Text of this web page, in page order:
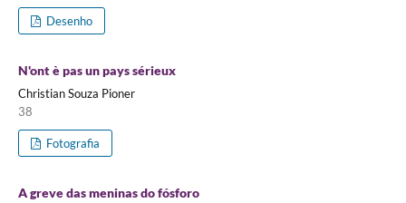
Desenho
N'ont è pas un pays sérieux
Christian Souza Pioner
38
Fotografia
A greve das meninas do fósforo